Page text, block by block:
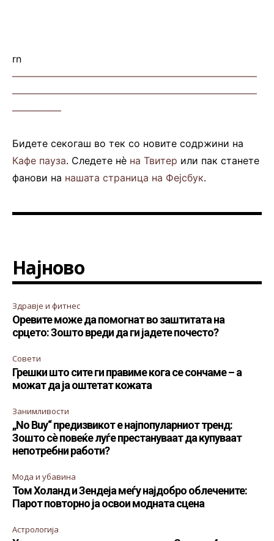
rn
—————————————————————————
—————————————————————————
—————
Бидете секогаш во тек со новите содржини на
Кафе пауза. Следете нè на Твитер или пак станете
фанови на нашата страница на Фејсбук.
Најново
Здравје и фитнес
Оревите може да помогнат во заштитата на
срцето: Зошто вреди да ги јадете почесто?
Совети
Грешки што сите ги правиме кога се сончаме – а
можат да ја оштетат кожата
Занимливости
„No Buy“ предизвикот е најпопуларниот тренд:
Зошто сè повеќе луѓе престануваат да купуваат
непотребни работи?
Мода и убавина
Том Холанд и Зендеја меѓу најдобро облечените:
Парот повторно ја освои модната сцена
Астрологија